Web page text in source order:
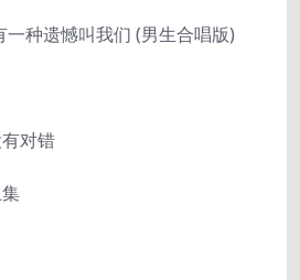
一种遗憾叫我们 (男生合唱版)
对错